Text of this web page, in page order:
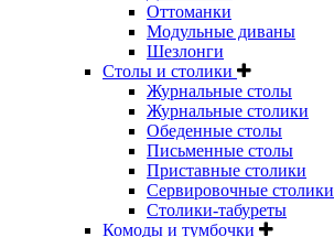
Оттоманки
Модульные диваны
Шезлонги
Столы и столики
Журнальные столы
Журнальные столики
Обеденные столы
Письменные столы
Приставные столики
Сервировочные столики
Столики-табуреты
Комоды и тумбочки